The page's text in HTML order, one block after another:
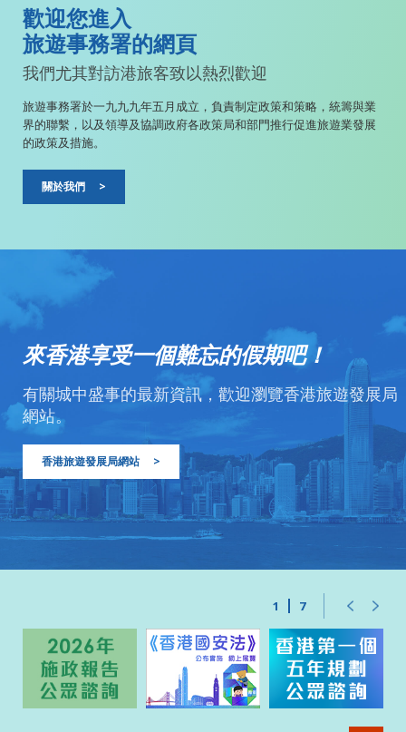
歡迎您進入
旅遊事務署的網頁
我們尤其對訪港旅客致以熱烈歡迎
旅遊事務署於一九九九年五月成立，負責制定政策和策略，統籌與業
界的聯繫，以及領導及協調政府各政策局和部門推行促進旅遊業發展
的政策及措施。
關於我們 >
來香港享受一個難忘的假期吧！
有關城中盛事的最新資訊，歡迎瀏覽香港旅遊發展局
網站。
香港旅遊發展局網站 >
1 7